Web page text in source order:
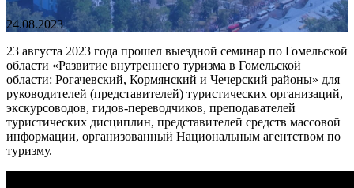
24.08.2023
23 августа 2023 года прошел выездной семинар по Гомельской
области «Развитие внутреннего туризма в Гомельской
области: Рогачевский, Кормянский и Чечерский районы» для
руководителей (представителей) туристических организаций,
экскурсоводов, гидов-переводчиков, преподавателей
туристических дисциплин, представителей средств массовой
информации, организованный Национальным агентством по
туризму.